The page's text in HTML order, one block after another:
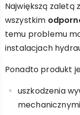
Największą zaletą
wszystkim
temu problemu
instalacjach
Ponadto produkt
uszkodzenia